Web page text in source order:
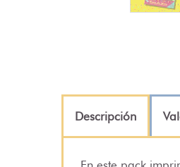
Descripción